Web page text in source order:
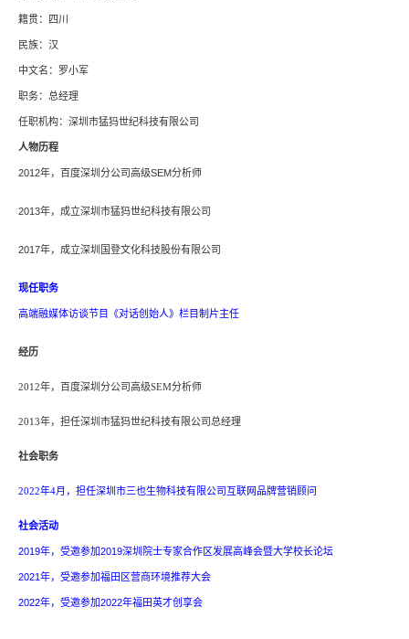
籍贯：四川
民族：汉
中文名：罗小军
职务：总经理
任职机构：深圳市猛犸世纪科技有限公司
人物历程
2012年，百度深圳分公司高级SEM分析师
2013年，成立深圳市猛犸世纪科技有限公司
2017年，成立深圳国登文化科技股份有限公司
现任职务
高端融媒体访谈节目《对话创始人》栏目制片主任
经历
2012年， 百度深圳分公司高级SEM分析师
2013年，担任深圳市猛犸世纪科技有限公司 总经理
社会职务
2022年4月，担任深圳市三也生物科技有限公司互联网品牌营销顾问
社会活动
2019年，受邀参加2019深圳院士专家合作区发展高峰会暨大学校长论坛
2021年， 受邀参加福田区营商环境推荐大会
2022年， 受邀参加2022年福田英才创享会